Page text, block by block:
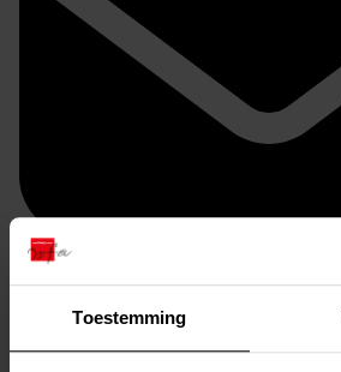
Toestemming
Doorsturen per email